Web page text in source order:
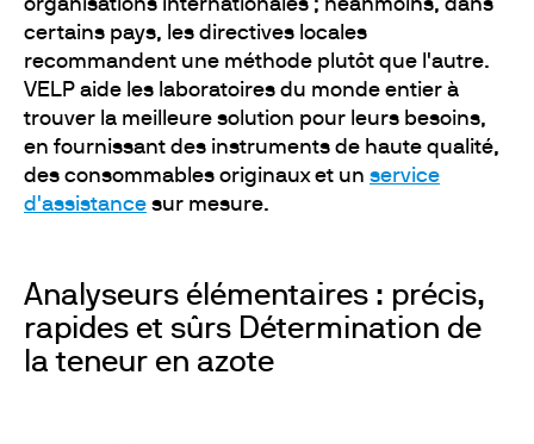
organisations internationales ; néanmoins, dans
certains pays, les directives locales
recommandent une méthode plutôt que l'autre.
VELP aide les laboratoires du monde entier à
trouver la meilleure solution pour leurs besoins,
en fournissant des instruments de haute qualité,
des consommables originaux et un service
d'assistance sur mesure.
Analyseurs élémentaires : précis,
rapides et sûrs Détermination de
la teneur en azote